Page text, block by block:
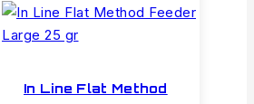
In Line Flat Method